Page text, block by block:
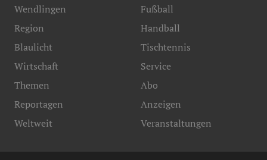
Wendlingen
Region
Blaulicht
Fußball
Handball
Tischtennis
Wirtschaft
Themen
Reportagen
Weltweit
Service
Abo
Anzeigen
Veranstaltungen